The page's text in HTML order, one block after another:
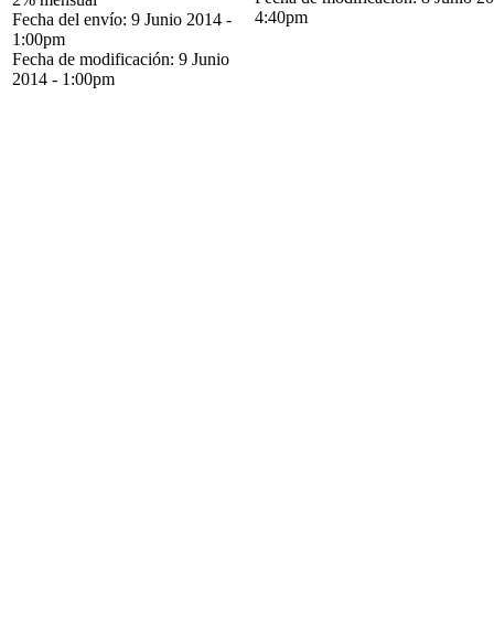
Fecha del envío: 9 Junio 2014 -
1:00pm
Fecha de modificación: 9 Junio
2014 - 1:00pm
4:40pm